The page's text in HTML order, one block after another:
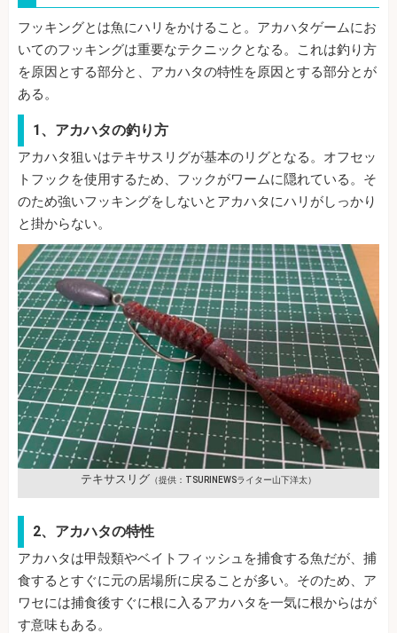
フッキングとは魚にハリをかけること。アカハタゲームにお
いてのフッキングは重要なテクニックとなる。これは釣り方
を原因とする部分と、アカハタの特性を原因とする部分とが
ある。
1、アカハタの釣り方
アカハタ狙いはテキサスリグが基本のリグとなる。オフセッ
トフックを使用するため、フックがワームに隠れている。そ
のため強いフッキングをしないとアカハタにハリがしっかり
と掛からない。
テキサスリグ （提供：TSURINEWSライター山下洋太）
2、アカハタの特性
アカハタは甲殻類やベイトフィッシュを捕食する魚だが、捕
食するとすぐに元の居場所に戻ることが多い。そのため、ア
ワセには捕食後すぐに根に入るアカハタを一気に根からはが
す意味もある。